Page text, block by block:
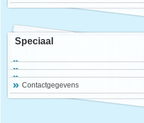
Speciaal
Contactgegevens